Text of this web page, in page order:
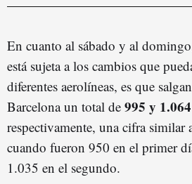
En cuanto al sábado y al
está sujeta a los cambios que
diferentes aerolíneas, es que
Barcelona un total de 995 y
respectivamente, una cifra similar
cuando fueron 950 en el primer
1.035 en el segundo.